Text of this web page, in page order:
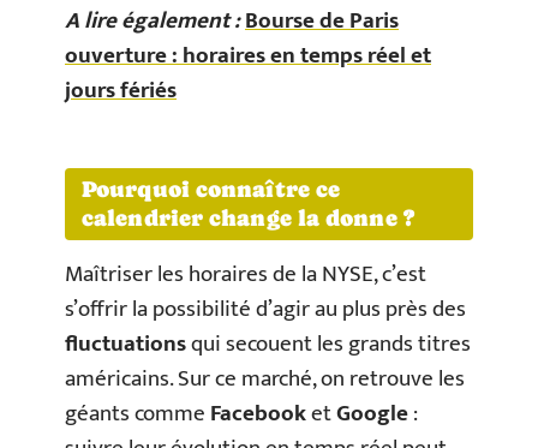
A lire également :Bourse de Paris
ouverture : horaires en temps réel et
jours fériés
Pourquoi connaître ce
calendrier change la donne ?
Maîtriser les horaires de la NYSE, c’est
s’offrir la possibilité d’agir au plus près des
fluctuationsqui secouent les grands titres
américains. Sur ce marché, on retrouve les
géants commeFacebooketGoogle: